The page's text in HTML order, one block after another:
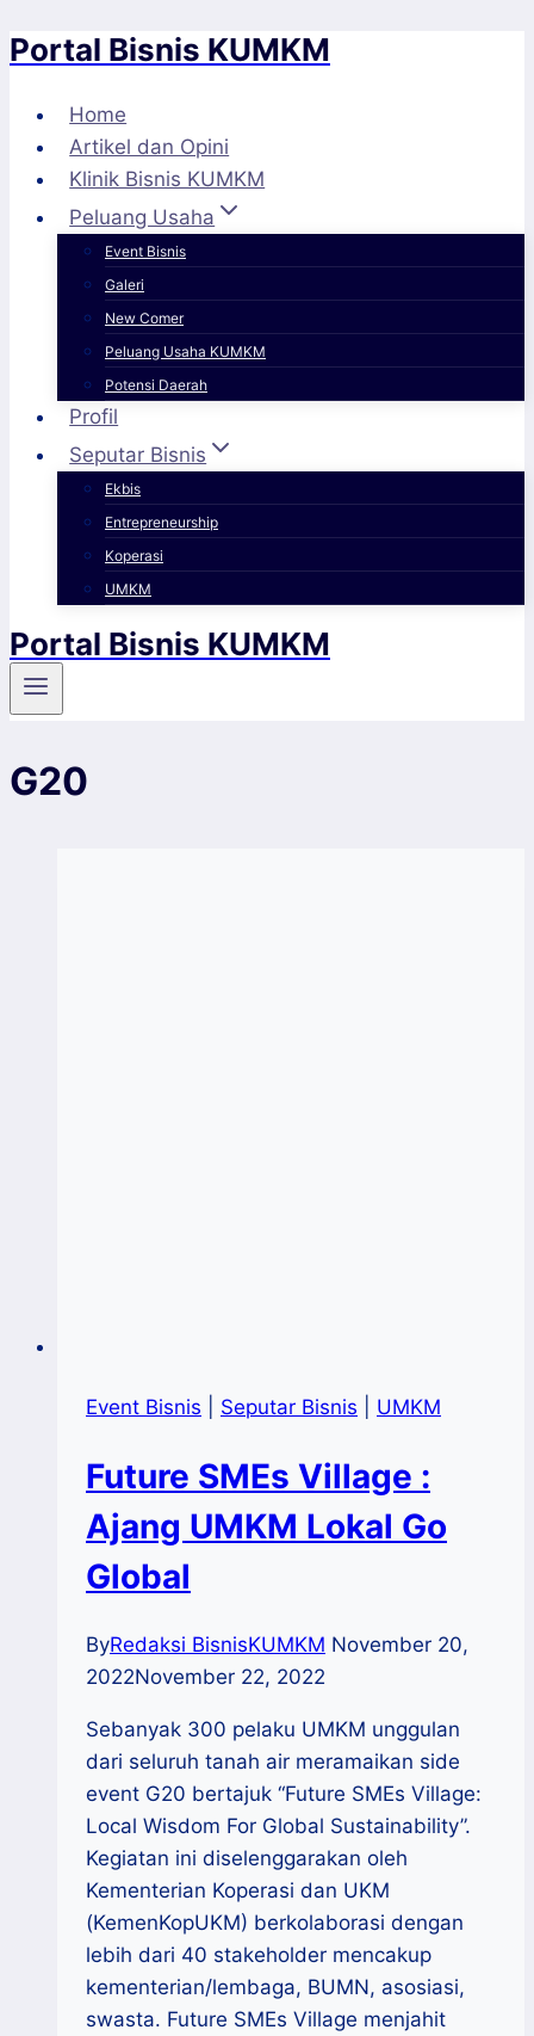
Skip
content
Portal Bisnis KUMKM
Home
Artikel dan Opini
Klinik Bisnis KUMKM
Peluang Usaha
Event Bisnis
Galeri
New Comer
Peluang Usaha KUMKM
Potensi Daerah
Profil
Seputar Bisnis
Ekbis
Entrepreneurship
Koperasi
UMKM
Portal Bisnis KUMKM
G20
Event Bisnis Seputar Bisnis UMKM
Future SMEs Village :
Ajang UMKM Lokal Go
Global
ByRedaksi BisnisKUMKM November 20,
2022November 22, 2022
Sebanyak 300 pelaku UMKM unggulan
dari seluruh tanah air meramaikan side
event G20 bertajuk “Future SMEs Village:
Local Wisdom For Global Sustainability”.
Kegiatan ini diselenggarakan oleh
Kementerian Koperasi dan UKM
(KemenKopUKM) berkolaborasi dengan
lebih dari 40 stakeholder mencakup
kementerian/lembaga, BUMN, asosiasi,
swasta. Future SMEs Village menjahit